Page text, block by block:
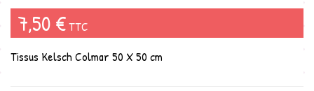
7,50 €TTC
Tissus Kelsch Colmar 50 X 50 cm